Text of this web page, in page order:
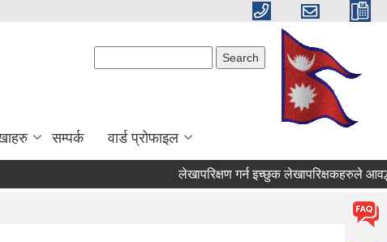
सम्पर्क वार्ड प्रोफाइल
लेखापरिक्षण गर्न इच्छुक लेखापरिक्षकहरुले